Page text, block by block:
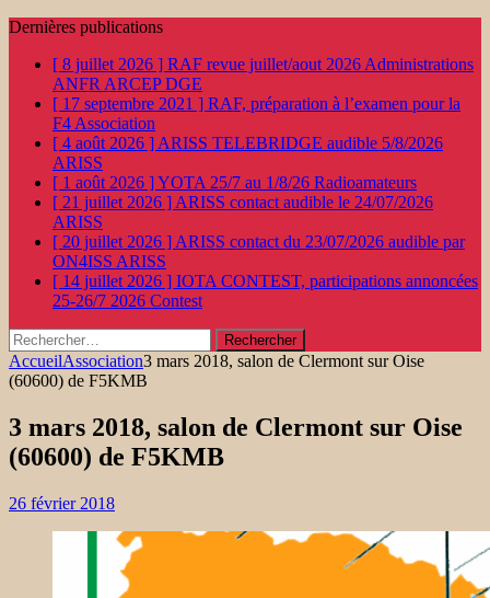
Dernières publications
[ 8 juillet 2026 ] RAF revue juillet/aout 2026 Administrations
ANFR ARCEP DGE
[ 17 septembre 2021 ] RAF, préparation à l’examen pour la
F4 Association
[ 4 août 2026 ] ARISS TELEBRIDGE audible 5/8/2026
ARISS
[ 1 août 2026 ]YOTA 25/7 au 1/8/26 Radioamateurs
[ 21 juillet 2026 ] ARISS contact audible le 24/07/2026
ARISS
[ 20 juillet 2026 ] ARISS contact du 23/07/2026 audible par
ON4ISS ARISS
[ 14 juillet 2026 ] IOTA CONTEST, participations annoncées
25-26/7 2026 Contest
Rechercher :
AccueilAssociation3 mars 2018, salon de Clermont sur Oise
(60600) de F5KMB
3 mars 2018, salon de Clermont sur Oise
(60600) de F5KMB
26 février 2018